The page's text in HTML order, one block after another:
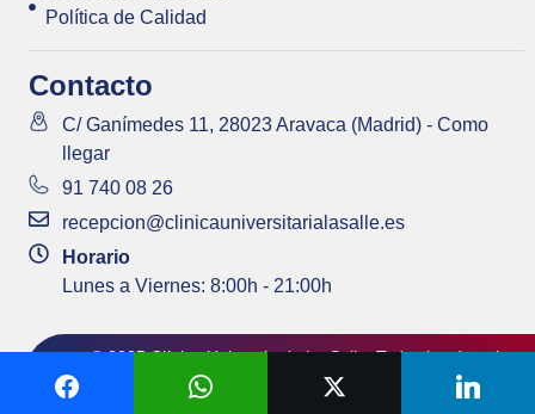
Política de Calidad
Contacto
C/ Ganímedes 11, 28023 Aravaca (Madrid) - Como
llegar
91 740 08 26
recepcion@clinicauniversitarialasalle.es
Horario
Lunes a Viernes: 8:00h - 21:00h
© 2025 Clínica Universitaria La Salle. Todos los derechos
reservados.
Agencia de Marketing
Whatsapp Pedir Cita